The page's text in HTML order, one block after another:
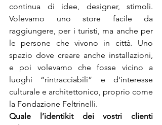
continua di idee, designer, stimoli.
Volevamo uno store facile da
raggiungere, per i turisti, ma anche per
le persone che vivono in città. Uno
spazio dove creare anche installazioni,
e poi volevamo che fosse vicino a
luoghi “rintracciabili” e d'interesse
culturale e architettonico, proprio come
la Fondazione Feltrinelli.
Quale l’identikit dei vostri clienti